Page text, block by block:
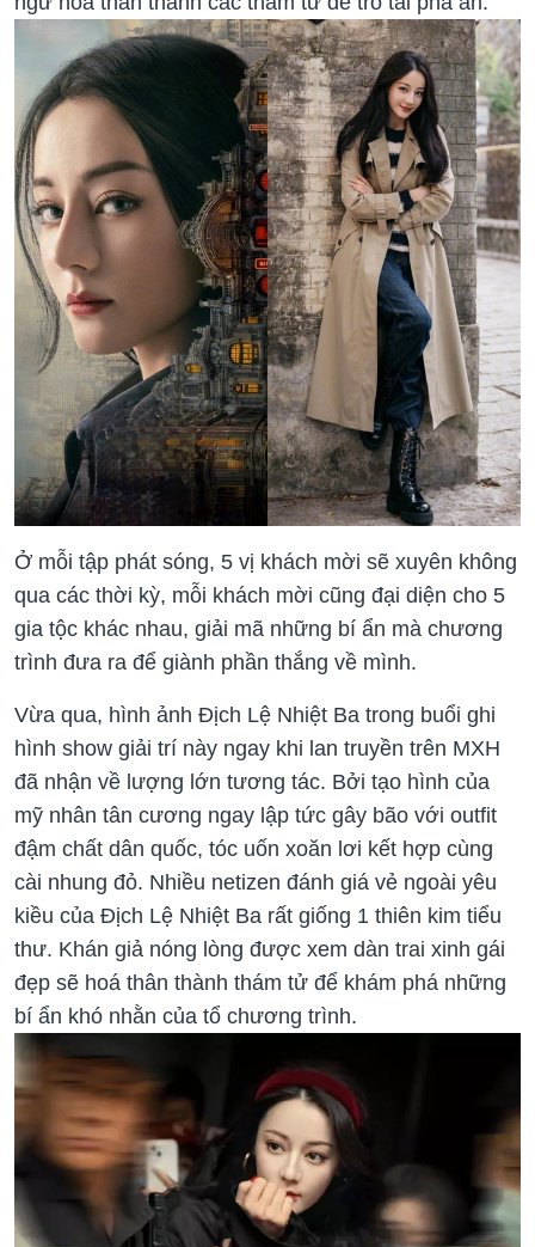
Ở mỗi tập phát sóng, 5 vị khách mời sẽ xuyên không
qua các thời kỳ, mỗi khách mời cũng đại diện cho 5
gia tộc khác nhau, giải mã những bí ẩn mà chương
trình đưa ra để giành phần thắng về mình.
Vừa qua, hình ảnh Địch Lệ Nhiệt Ba trong buổi ghi
hình show giải trí này ngay khi lan truyền trên MXH
đã nhận về lượng lớn tương tác. Bởi tạo hình của
mỹ nhân tân cương ngay lập tức gây bão với outfit
đậm chất dân quốc, tóc uốn xoăn lơi kết hợp cùng
cài nhung đỏ. Nhiều netizen đánh giá vẻ ngoài yêu
kiều của Địch Lệ Nhiệt Ba rất giống 1 thiên kim tiểu
thư. Khán giả nóng lòng được xem dàn trai xinh gái
đẹp sẽ hoá thân thành thám tử để khám phá những
bí ẩn khó nhằn của tổ chương trình.